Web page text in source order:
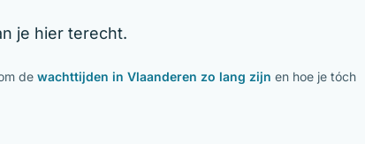
je hier terecht.
de wachttijden in Vlaanderen zo lang zijn en hoe je tóch